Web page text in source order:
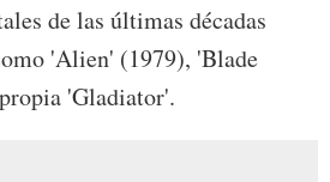
de las últimas décadas
'Alien' (1979), 'Blade
'Gladiator'.